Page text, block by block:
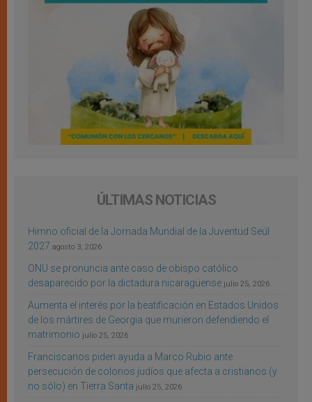
ÚLTIMAS NOTICIAS
Himno oficial de la Jornada Mundial de la Juventud Seúl
2027 agosto 3, 2026
ONU se pronuncia ante caso de obispo católico
desaparecido por la dictadura nicaragüense julio 25, 2026
Aumenta el interés por la beatificación en Estados Unidos
de los mártires de Georgia que murieron defendiendo el
matrimonio julio 25, 2026
Franciscanos piden ayuda a Marco Rubio ante
persecución de colonos judíos que afecta a cristianos (y
no sólo) en Tierra Santa julio 25, 2026